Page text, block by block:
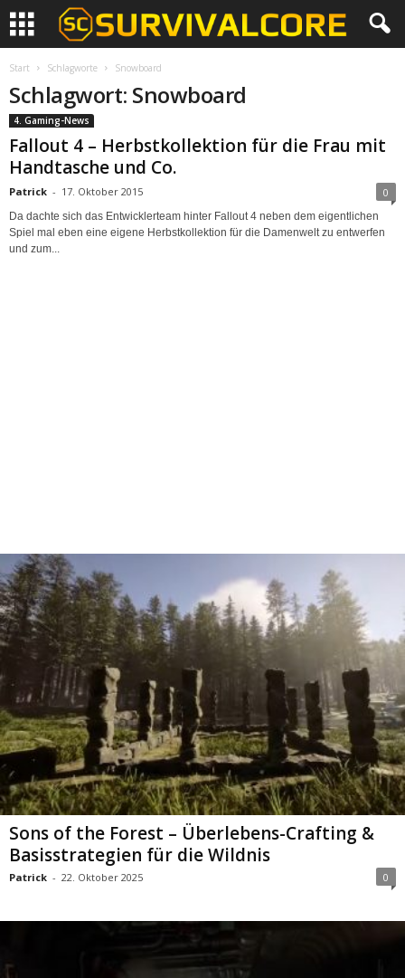
Start Schlagworte Snowboard
Schlagwort: Snowboard
4. Gaming-News
Fallout 4 – Herbstkollektion für die Frau mit
Handtasche und Co.
Patrick - 17. Oktober 2015 0
Da dachte sich das Entwicklerteam hinter Fallout 4 neben dem eigentlichen
Spiel mal eben eine eigene Herbstkollektion für die Damenwelt zu entwerfen
und zum...
Sons of the Forest – Überlebens-Crafting &
Basisstrategien für die Wildnis
Patrick - 22. Oktober 2025 0